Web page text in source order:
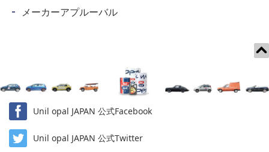
メーカーアプルーバル
Unil opal JAPAN 公式Facebook
Unil opal JAPAN 公式Twitter